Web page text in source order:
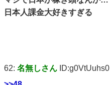
日本人課金大好きすぎる
62: 名無しさん ID:g0VtUuhs0